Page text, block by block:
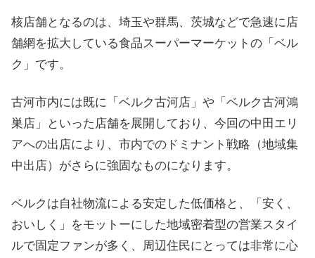
核店舗となるのは、埼玉や群馬、茨城などで急速に店
舗網を拡大している食品スーパーマーケットの「ベル
ク」です。
古河市内には既に「ベルク古河店」や「ベルク古河鴻
巣店」といった店舗を展開しており、今回の中田エリ
アへの出店により、市内でのドミナント戦略（地域集
中出店）がさらに強固なものになります。
ベルクは自社物流による安定した低価格と、「安く、
おいしく」をモットーにした地域密着型の営業スタイ
ルで固定ファンが多く、周辺住民にとっては非常に心